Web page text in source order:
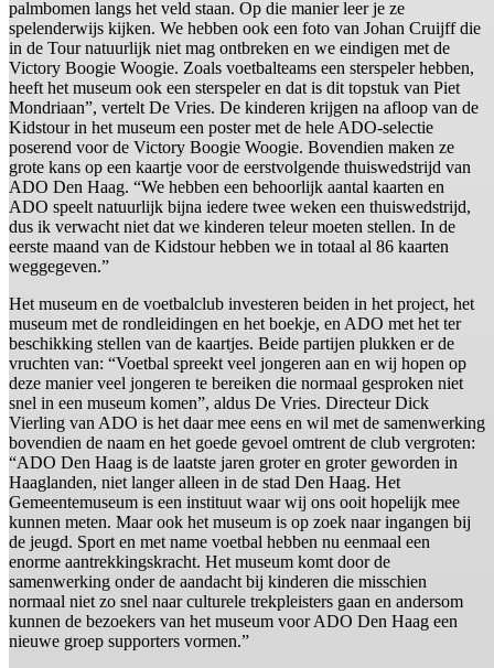
palmbomen langs het veld staan. Op die manier leer je ze
spelenderwijs kijken. We hebben ook een foto van Johan Cruijff die
in de Tour natuurlijk niet mag ontbreken en we eindigen met de
Victory Boogie Woogie. Zoals voetbalteams een sterspeler hebben,
heeft het museum ook een sterspeler en dat is dit topstuk van Piet
Mondriaan”, vertelt De Vries. De kinderen krijgen na afloop van de
Kidstour in het museum een poster met de hele ADO-selectie
poserend voor de Victory Boogie Woogie. Bovendien maken ze
grote kans op een kaartje voor de eerstvolgende thuiswedstrijd van
ADO Den Haag. “We hebben een behoorlijk aantal kaarten en
ADO speelt natuurlijk bijna iedere twee weken een thuiswedstrijd,
dus ik verwacht niet dat we kinderen teleur moeten stellen. In de
eerste maand van de Kidstour hebben we in totaal al 86 kaarten
weggegeven.”
Het museum en de voetbalclub investeren beiden in het project, het
museum met de rondleidingen en het boekje, en ADO met het ter
beschikking stellen van de kaartjes. Beide partijen plukken er de
vruchten van: “Voetbal spreekt veel jongeren aan en wij hopen op
deze manier veel jongeren te bereiken die normaal gesproken niet
snel in een museum komen”, aldus De Vries. Directeur Dick
Vierling van ADO is het daar mee eens en wil met de samenwerking
bovendien de naam en het goede gevoel omtrent de club vergroten:
“ADO Den Haag is de laatste jaren groter en groter geworden in
Haaglanden, niet langer alleen in de stad Den Haag. Het
Gemeentemuseum is een instituut waar wij ons ooit hopelijk mee
kunnen meten. Maar ook het museum is op zoek naar ingangen bij
de jeugd. Sport en met name voetbal hebben nu eenmaal een
enorme aantrekkingskracht. Het museum komt door de
samenwerking onder de aandacht bij kinderen die misschien
normaal niet zo snel naar culturele trekpleisters gaan en andersom
kunnen de bezoekers van het museum voor ADO Den Haag een
nieuwe groep supporters vormen.”